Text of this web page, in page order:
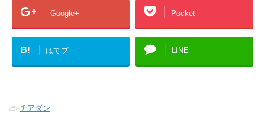
Google+ Pocket
B! はてブ LINE
-チアダン